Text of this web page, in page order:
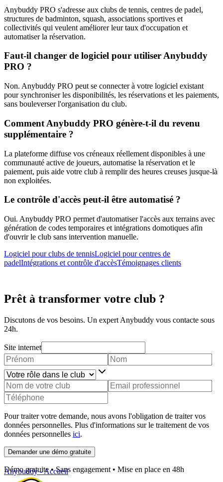
Anybuddy PRO s'adresse aux clubs de tennis, centres de padel,
structures de badminton, squash, associations sportives et
collectivités qui veulent améliorer leur taux d'occupation et
automatiser la réservation.
Faut-il changer de logiciel pour utiliser Anybuddy
PRO ?
Non. Anybuddy PRO peut se connecter à votre logiciel existant
pour synchroniser les disponibilités, les réservations et les paiements,
sans bouleverser l'organisation du club.
Comment Anybuddy PRO génère-t-il du revenu
supplémentaire ?
La plateforme diffuse vos créneaux réellement disponibles à une
communauté active de joueurs, automatise la réservation et le
paiement, puis aide votre club à remplir des heures creuses jusque-là
non exploitées.
Le contrôle d'accès peut-il être automatisé ?
Oui. Anybuddy PRO permet d'automatiser l'accès aux terrains avec
génération de codes temporaires et intégrations domotiques afin
d'ouvrir le club sans intervention manuelle.
Logiciel pour clubs de tennisLogiciel pour centres de
padelIntégrations et contrôle d'accèsTémoignages clients
Prêt à transformer votre club ?
Discutons de vos besoins. Un expert Anybuddy vous contacte sous
24h.
Site internet
Pour traiter votre demande, nous avons l'obligation de traiter vos
données personnelles. Plus d'informations sur le traitement de vos
données personnelles ici.
Demander une démo gratuite
Démo gratuite • Sans engagement • Mise en place en 48h
Anybuddy - Accueil